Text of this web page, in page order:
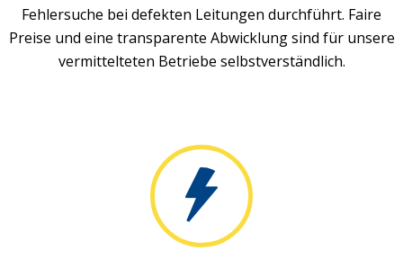
Fehlersuche bei defekten Leitungen durchführt. Faire
Preise und eine transparente Abwicklung sind für unsere
vermittelteten Betriebe selbstverständlich.